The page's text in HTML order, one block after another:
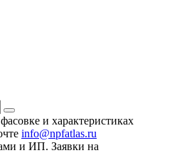
и характеристиках
info@npfatlas.ru
и ИП. Заявки на